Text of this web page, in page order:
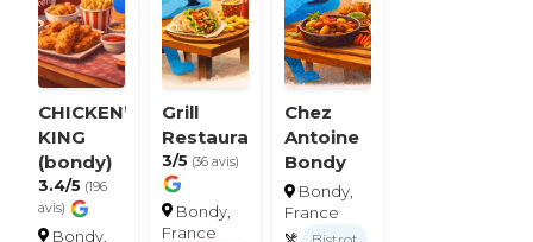
CHICKEN’S
KING
(bondy)
3.4/5 (196
avis)
Bondy,
Grill
Restaurant
3/5 (36 avis)
Bondy,
France
Chez
Antoine
Bondy
Bondy,
France